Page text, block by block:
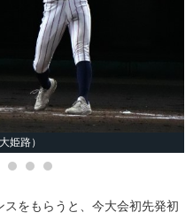
姫路）
をもらうと、今大会初先発初